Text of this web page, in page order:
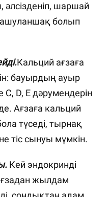
әлсізденіп, шаршай
ашуланшақ болып
Кальций ағзаға
бауырдың ауыр
D, E дәрумендерін
Ағзаға кальций
түседі, тырнақ
тіс сынуы мүмкін.
Кей эндокринді
жылдам